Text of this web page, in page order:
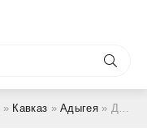
» Кавказ »Адыгея» День памяти и скорби: в Адыгее прошла церемония возложения венков и цветов к Вечному огню